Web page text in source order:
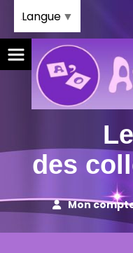
des
Mon
Langue ▼